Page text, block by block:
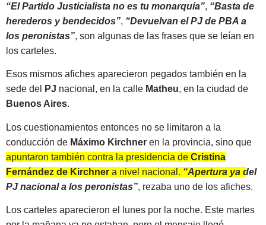
“El Partido Justicialista no es tu monarquía”, “Basta de
herederos y bendecidos”, “Devuelvan el PJ de PBA a
los peronistas”, son algunas de las frases que se leían en
los carteles.
Esos mismos afiches aparecieron pegados también en la
sede del
PJ nacional, en la calle Matheu, en la ciudad de
Buenos Aires.
Los cuestionamientos entonces no se limitaron a la
conducción de Máximo Kirchner en la provincia, sino que
apuntaron también contra la presidencia de Cristina
Fernández de Kirchner a nivel nacional. “Apertura ya del
PJ nacional a los peronistas”, rezaba uno de los afiches.
Los carteles aparecieron el lunes por la noche. Este martes